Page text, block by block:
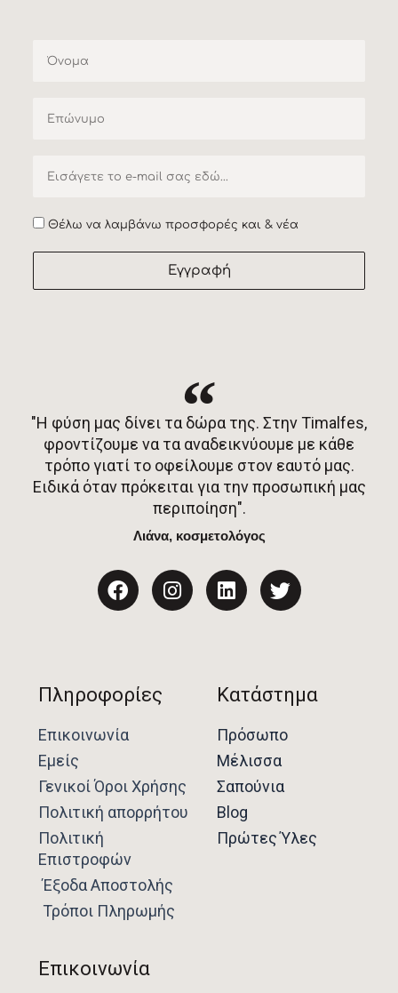
Accept
Θέλω να λαμβάνω προσφορές και & νέα
Εγγραφή
"Η φύση μας δίνει τα δώρα της. Στην Timalfes,
φροντίζουμε να τα αναδεικνύουμε με κάθε
τρόπο γιατί το οφείλουμε στον εαυτό μας.
Ειδικά όταν πρόκειται για την προσωπική μας
περιποίηση".
Λιάνα, κοσμετολόγος
a
c
e
k
n
s
t
i
n
k
n
w
i
t
Πληροφορίες
Επικοινωνία
Εμείς
Γενικοί Όροι Χρήσης
Πολιτική απορρήτου
Πολιτική
Επιστροφών
Έξοδα Αποστολής
Τρόποι Πληρωμής
Κατάστημα
Πρόσωπο
Μέλισσα
Σαπούνια
Blog
Πρώτες Ύλες
Επικοινωνία